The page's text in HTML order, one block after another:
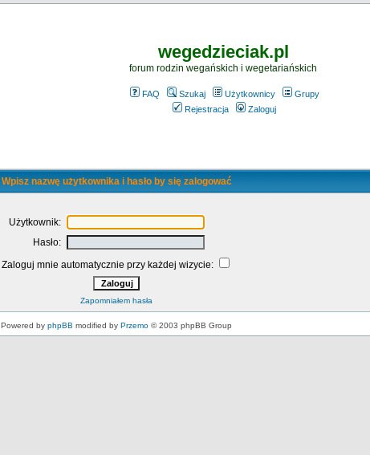
wegedzieciak.pl
forum rodzin wegańskich i wegetariańskich
FAQ Szukaj Użytkownicy
Grupy
Rejestracja
Zaloguj
Wpisz nazwę użytkownika i hasło by się zalogować
Użytkownik:
Hasło:
Zaloguj mnie automatycznie przy każdej wizycie:
Zapomniałem hasła
Powered by phpBB modified by Przemo © 2003 phpBB Group